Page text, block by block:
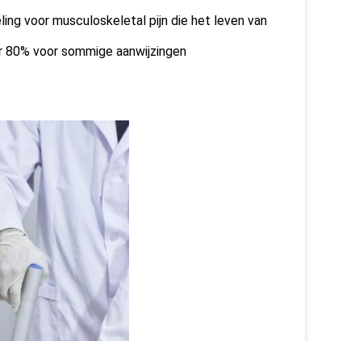
voor musculoskeletal pijn die het leven van
voor sommige aanwijzingen